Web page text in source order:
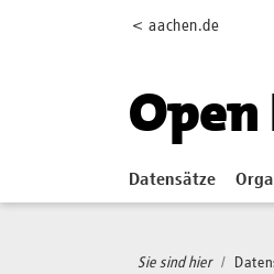
< aachen.de
Datensätze
Sie sind hier